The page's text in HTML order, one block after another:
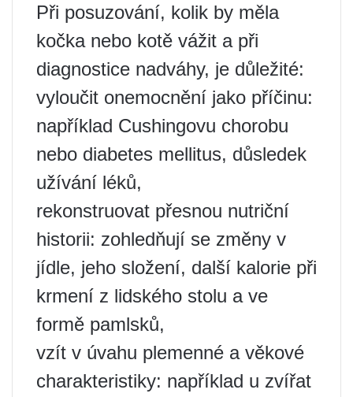
Při posuzování, kolik by měla
kočka nebo kotě vážit a při
diagnostice nadváhy, je důležité:
vyloučit onemocnění jako příčinu:
například Cushingovu chorobu
nebo diabetes mellitus, důsledek
užívání léků,
rekonstruovat přesnou nutriční
historii: zohledňují se změny v
jídle, jeho složení, další kalorie při
krmení z lidského stolu a ve
formě pamlsků,
vzít v úvahu plemenné a věkové
charakteristiky: například u zvířat